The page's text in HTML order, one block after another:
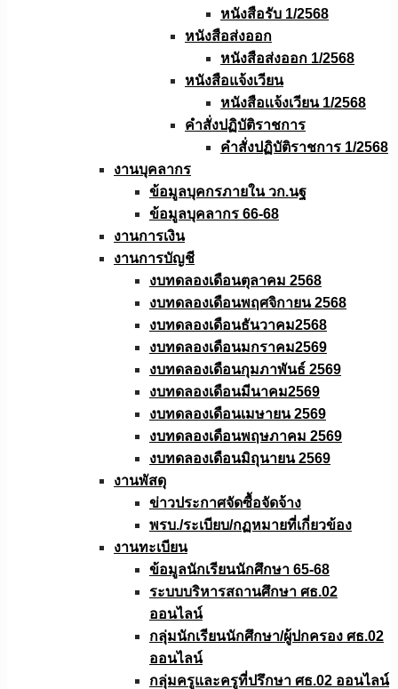
หนังสือรับ 1/2568
หนังสือส่งออก
หนังสือส่งออก 1/2568
หนังสือแจ้งเวียน
หนังสือเเจ้งเวียน 1/2568
คำสั่งปฏิบัติราชการ
คำสั่งปฏิบัติราชการ 1/2568
งานบุคลากร
ข้อมูลบุคกรภายใน วก.นฐ
ข้อมูลบุคลากร 66-68
งานการเงิน
งานการบัญชี
งบทดลองเดือนตุลาคม 2568
งบทดลองเดือนพฤศจิกายน 2568
งบทดลองเดือนธันวาคม2568
งบทดลองเดือนมกราคม2569
งบทดลองเดือนกุมภาพันธ์ 2569
งบทดลองเดือนมีนาคม2569
งบทดลองเดือนเมษายน 2569
งบทดลองเดือนพฤษภาคม 2569
งบทดลองเดือนมิถุนายน 2569
งานพัสดุ
ข่าวประกาศจัดซื้อจัดจ้าง
พรบ./ระเบียบ/กฏหมายที่เกี่ยวข้อง
งานทะเบียน
ข้อมูลนักเรียนนักศึกษา 65-68
ระบบบริหารสถานศึกษา ศธ.02
ออนไลน์
กลุ่มนักเรียนนักศึกษา/ผู้ปกครอง ศธ.02
ออนไลน์
กลุ่มครูและครูที่ปรึกษา ศธ.02 ออนไลน์